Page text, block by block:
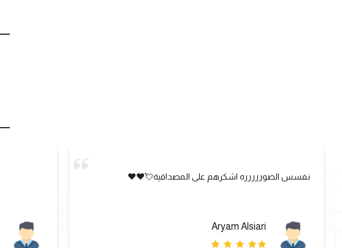
نفسس الصوررررره اشكرهم على المصداقية💘❤️❤️
Aryam Alsiari